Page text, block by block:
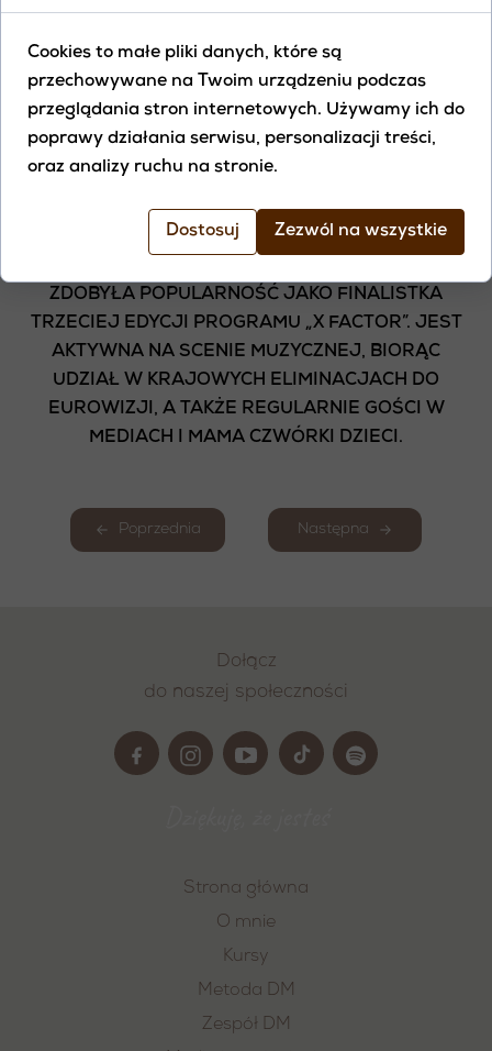
Następna
Poprzednia
SERCE WCIĄŻ NIESIE CIĘŻAR WINY I POCZUCIE,
WARTOŚĆ, KTÓREJ NIE TRZEBA UDOWADNIAĆ?
JAK ZAUFAĆ, ŻE NAWET W BÓLU MOŻEMY
SPOTKAĆ MIŁOŚĆ - TĘ PRAWDZIWĄ, KTÓRA
UZDRAWIA, NIE OCENIA I NIE WYMAGA?
MAJĄ HYŻY
ZDOBYŁA POPULARNOŚĆ JAKO FINALISTKA
TRZECIEJ EDYCJI PROGRAMU „X FACTOR”. JEST
AKTYWNA NA SCENIE MUZYCZNEJ, BIORĄC
UDZIAŁ W KRAJOWYCH ELIMINACJACH DO
EUROWIZJI, A TAKŻE REGULARNIE GOŚCI W
MEDIACH I MAMA CZWÓRKI DZIECI.
Strona główna
O mnie
Kursy
Metoda DM
Zespół DM
Dołącz
do naszej społeczności
Cookies to małe pliki danych, które są
przechowywane na Twoim urządzeniu podczas
przeglądania stron internetowych. Używamy ich do
poprawy działania serwisu, personalizacji treści,
oraz analizy ruchu na stronie.
Dostosuj Zezwól na wszystkie